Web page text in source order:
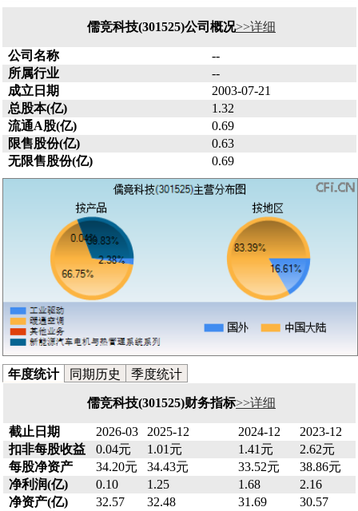
儒竞科技(301525)公司概况>>详细
公司名称
--
所属行业
--
成立日期
2003-07-21
总股本(亿)
1.32
流通A股(亿)
0.69
限售股份(亿)
0.63
无限售股份(亿)
0.69
年度统计 同期历史 季度统计
儒竞科技(301525)财务指标>>详细
截止日期 2026-03 2025-12 2024-12
2023-12
扣非每股收益
0.04元 1.01元 1.41元
2.62元
每股净资产
34.20元 34.43元 33.52元
38.86元
净利润(亿)
0.10 1.25 1.68
2.16
净资产(亿)
32.57 32.48 31.69
30.57